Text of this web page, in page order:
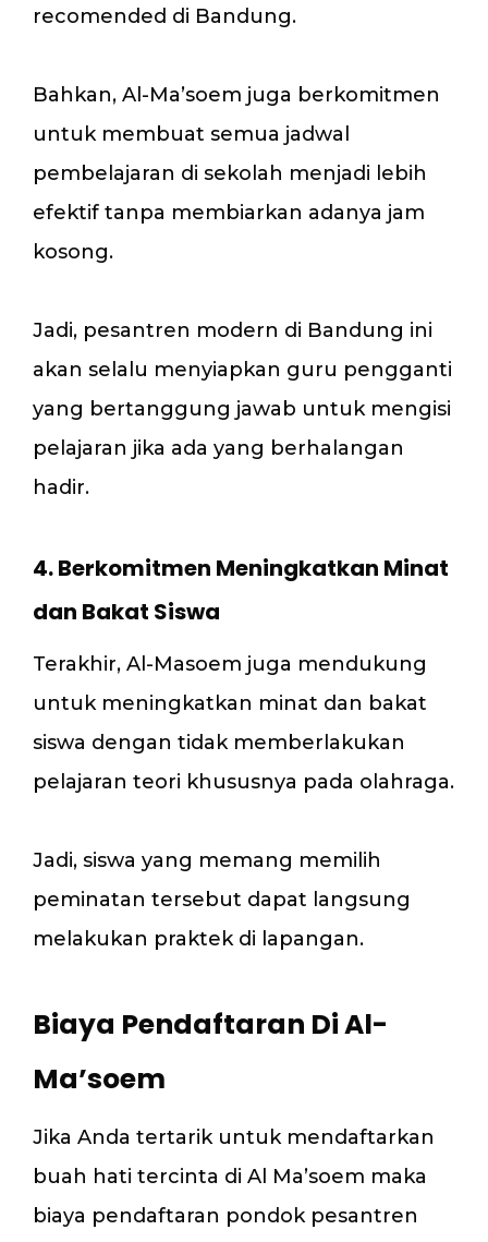
recomended di Bandung.
Bahkan, Al-Ma’soem juga berkomitmen
untuk membuat semua jadwal
pembelajaran di sekolah menjadi lebih
efektif tanpa membiarkan adanya jam
kosong.
Jadi, pesantren modern di Bandung ini
akan selalu menyiapkan guru pengganti
yang bertanggung jawab untuk mengisi
pelajaran jika ada yang berhalangan
hadir.
4. Berkomitmen Meningkatkan Minat
dan Bakat Siswa
Terakhir, Al-Masoem juga mendukung
untuk meningkatkan minat dan bakat
siswa dengan tidak memberlakukan
pelajaran teori khususnya pada olahraga.
Jadi, siswa yang memang memilih
peminatan tersebut dapat langsung
melakukan praktek di lapangan.
Biaya Pendaftaran Di Al-
Ma’soem
Jika Anda tertarik untuk mendaftarkan
buah hati tercinta di Al Ma’soem maka
biaya pendaftaran pondok pesantren